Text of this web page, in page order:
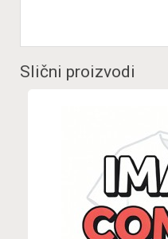
Slični proizvodi